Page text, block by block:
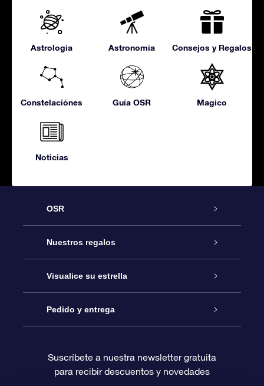
Astrologia Astronomía Consejos y Regalos
Constelaciónes Guía OSR Magico
Noticias
OSR
Atención
Contáctanos
Blog
Reseñas
Nuestros regalos
Regalo Estrella Online
Paquete de Regalo OSR
Tarjeta de Regalo OSR
Visualice su estrella
Registro estelar
Página de Estrella Personalizada
Pedido y entrega
Información de Pago
Suscríbete a nuestra newsletter gratuita
para recibir descuentos y novedades